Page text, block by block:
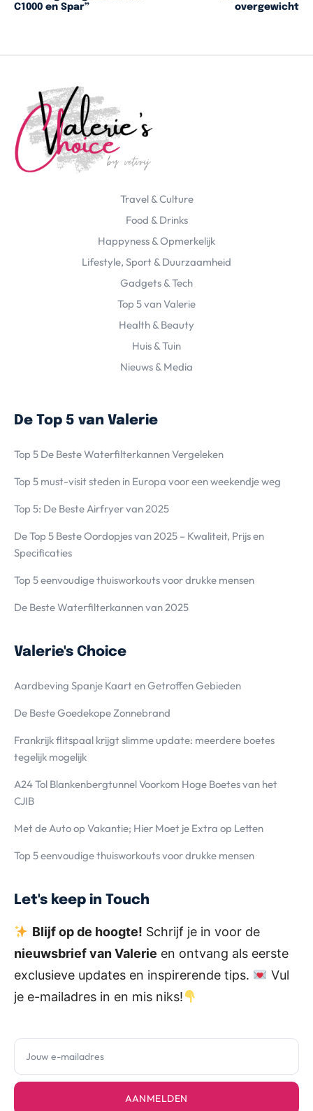
C1000 en Spar”
overgewicht
Travel & Culture
Food & Drinks
Happyness & Opmerkelijk
Lifestyle, Sport & Duurzaamheid
Gadgets & Tech
Top 5 van Valerie
Health & Beauty
Huis & Tuin
Nieuws & Media
De Top 5 van Valerie
Top 5 De Beste Waterfilterkannen Vergeleken
Top 5 must-visit steden in Europa voor een weekendje weg
Top 5: De Beste Airfryer van 2025
De Top 5 Beste Oordopjes van 2025 – Kwaliteit, Prijs en
Specificaties
Top 5 eenvoudige thuisworkouts voor drukke mensen
De Beste Waterfilterkannen van 2025
Valerie's Choice
Aardbeving Spanje Kaart en Getroffen Gebieden
De Beste Goedekope Zonnebrand
Frankrijk flitspaal krijgt slimme update: meerdere boetes
tegelijk mogelijk
A24 Tol Blankenbergtunnel Voorkom Hoge Boetes van het
CJIB
Met de Auto op Vakantie; Hier Moet je Extra op Letten
Top 5 eenvoudige thuisworkouts voor drukke mensen
Let's keep in Touch
Blijf op de hoogte! Schrijf je in voor de
nieuwsbrief van Valerie en ontvang als eerste
exclusieve updates en inspirerende tips.
Vul
je e-mailadres in en mis niks!
AANMELDEN